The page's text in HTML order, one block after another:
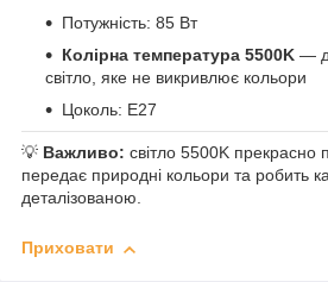
Потужність: 85 Вт
Колірна температура 5500K —
світло, яке не викривлює кольори
Цоколь: E27
💡 Важливо: світло 5500K прекрасно
передає природні кольори та робить
деталізованою.
Приховати